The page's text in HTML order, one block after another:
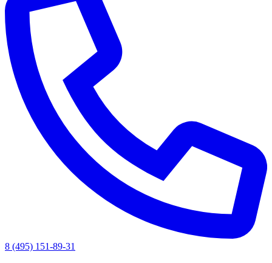
8 (495) 151-89-31